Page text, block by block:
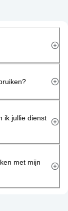
ik jullie dienst
met mijn